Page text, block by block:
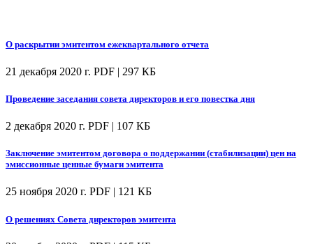
О раскрытии эмитентом ежеквартального отчета
21 декабря 2020 г. PDF | 297 КБ
Проведение заседания совета директоров и его повестка дня
2 декабря 2020 г. PDF | 107 КБ
Заключение эмитентом договора о поддержании (стабилизации) цен на
эмиссионные ценные бумаги эмитента
25 ноября 2020 г. PDF | 121 КБ
О решениях Совета директоров эмитента